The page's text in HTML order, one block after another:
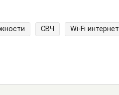
СВЧ Wi-Fi интернет